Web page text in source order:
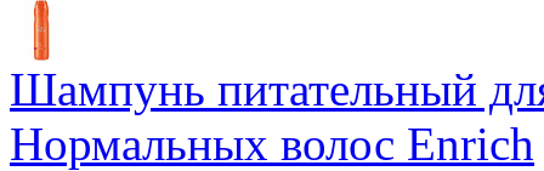
Шампунь питательный
Нормальных волос Enrich